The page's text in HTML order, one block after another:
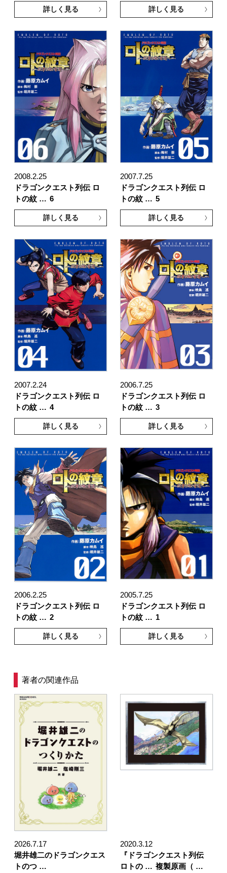
詳しく見る 詳しく見る
2008.2.25
ドラゴンクエスト列伝 ロ
トの紋 … 6
詳しく見る
2007.7.25
ドラゴンクエスト列伝 ロ
トの紋 … 5
詳しく見る
2007.2.24
ドラゴンクエスト列伝 ロ
トの紋 … 4
詳しく見る
2006.7.25
ドラゴンクエスト列伝 ロ
トの紋 … 3
詳しく見る
2006.2.25
ドラゴンクエスト列伝 ロ
トの紋 … 2
詳しく見る
2005.7.25
ドラゴンクエスト列伝 ロ
トの紋 … 1
詳しく見る
著者の関連作品
2026.7.17
堀井雄二のドラゴンクエス
トのつ …
2020.3.12
『ドラゴンクエスト列伝
ロトの … 複製原画（ …